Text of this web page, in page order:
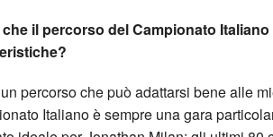
il percorso del Campionato
percorso che può adattarsi bene alle
Italiano è sempre una gara